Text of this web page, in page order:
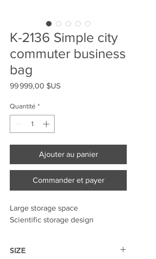
K-2136 Simple city
commuter business
bag
99 999,00 $USPrix
Quantité *
Ajouter au panier
Commander et payer
Large storage space
Scientific storage design
SIZE